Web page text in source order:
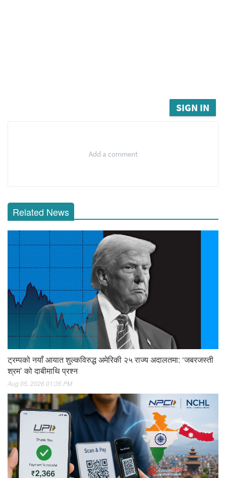
SIGN IN
Add a comment
Related News
ट्रम्पको नयाँ आयात शुल्कविरुद्ध अमेरिकी २५ राज्य अदालतमा: ‘जबरजस्ती
श्रम’ को दाबीमाथि प्रश्न
Aug 05, 2026 01:35 PM